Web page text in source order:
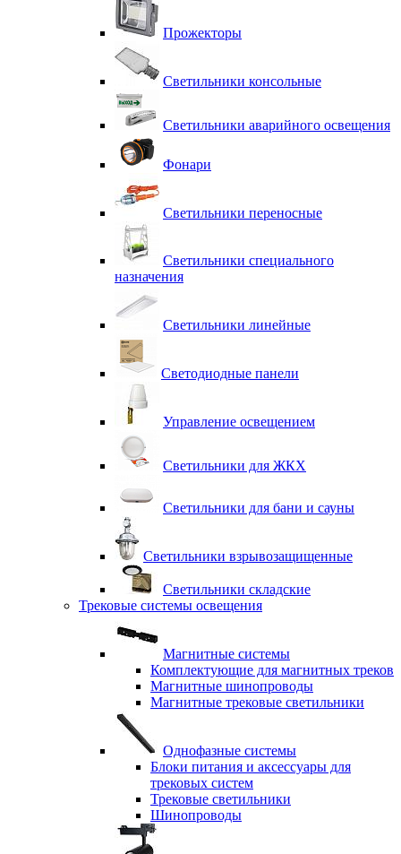
Прожекторы
Светильники консольные
Светильники аварийного освещения
Фонари
Светильники переносные
Светильники специального
назначения
Светильники линейные
Светодиодные панели
Управление освещением
Светильники для ЖКХ
Светильники для бани и сауны
Светильники взрывозащищенные
Светильники складские
Трековые системы освещения
Магнитные системы
Комплектующие для магнитных треков
Магнитные шинопроводы
Магнитные трековые светильники
Однофазные системы
Блоки питания и аксессуары для
трековых систем
Трековые светильники
Шинопроводы